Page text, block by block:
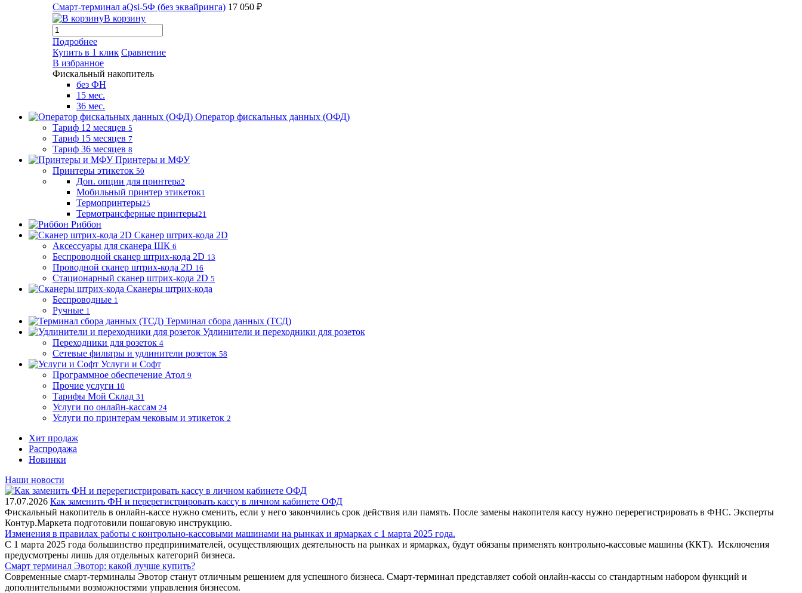
Смарт-терминал aQsi-5Ф (без эквайринга) 17 050 ₽
В корзину
Подробнее
Купить в 1 клик Сравнение
В избранное
Фискальный накопитель
без ФН
15 мес.
36 мес.
Оператор фискальных данных (ОФД)
Тариф 12 месяцев 5
Тариф 15 месяцев 7
Тариф 36 месяцев 8
Принтеры и МФУ
Принтеры этикеток 50
Доп. опции для принтера2
Мобильный принтер этикеток1
Термопринтеры25
Термотрансферные принтеры21
Риббон
Сканер штрих-кода 2D
Аксессуары для сканера ШК 6
Беспроводной сканер штрих-кода 2D 13
Проводной сканер штрих-кода 2D 16
Стационарный сканер штрих-кода 2D 5
Сканеры штрих-кода
Беспроводные 1
Ручные 1
Терминал сбора данных (ТСД)
Удлинители и переходники для розеток
Переходники для розеток 4
Сетевые фильтры и удлинители розеток 58
Услуги и Софт
Программное обеспечение Атол 9
Прочие услуги 10
Тарифы Мой Склад 31
Услуги по онлайн-кассам 24
Услуги по принтерам чековым и этикеток 2
Хит продаж
Распродажа
Новинки
Наши новости
17.07.2026 Как заменить ФН и перерегистрировать кассу в личном кабинете ОФД
Фискальный накопитель в онлайн-кассе нужно сменить, если у него закончились срок действия или память. После замены накопителя кассу нужно перерегистрировать в ФНС. Эксперты
Контур.Маркета подготовили пошаговую инструкцию.
Изменения в правилах работы с контрольно-кассовыми машинами на рынках и ярмарках с 1 марта 2025 года.
С 1 марта 2025 года большинство предпринимателей, осуществляющих деятельность на рынках и ярмарках, будут обязаны применять контрольно-кассовые машины (ККТ). Исключения
предусмотрены лишь для отдельных категорий бизнеса.
Смарт терминал Эвотор: какой лучше купить?
Современные смарт-терминалы Эвотор станут отличным решением для успешного бизнеса. Смарт-терминал представляет собой онлайн-кассы со стандартным набором функций и
дополнительными возможностями управления бизнесом.